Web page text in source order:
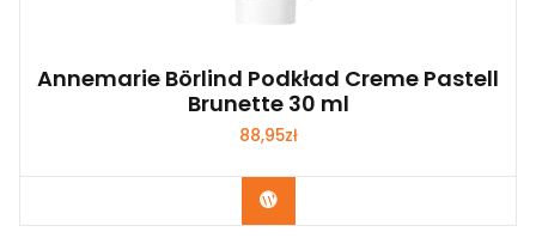
Annemarie Börlind Podkład Creme Pastell
Brunette 30 ml
88,95zł
Zobacz